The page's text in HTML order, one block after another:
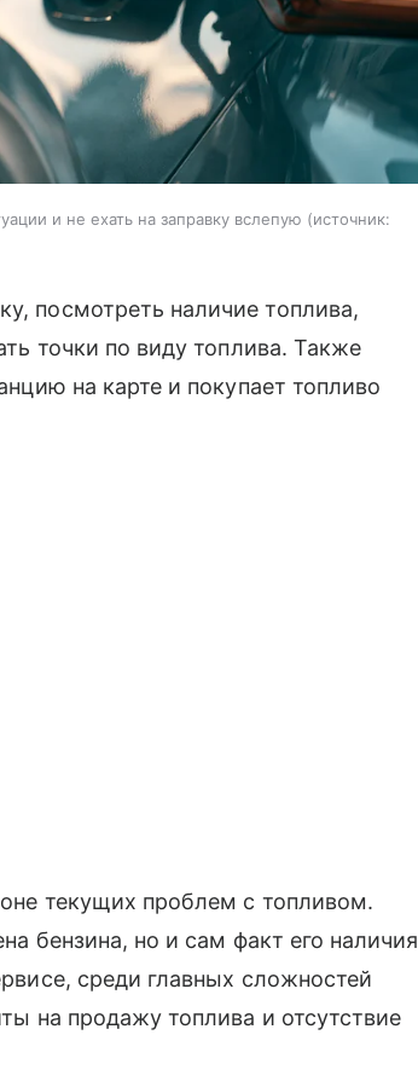
и не ехать на заправку вслепую
источник:
посмотреть наличие топлива,
точки по виду топлива. Также
на карте и покупает топливо
текущих проблем с топливом.
бензина, но и сам факт его наличия
среди главных сложностей
на продажу топлива и отсутствие